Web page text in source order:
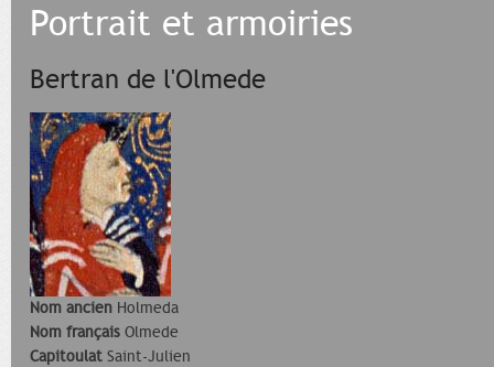
Portrait et armoiries
Bertran de l'Olmede
Nom ancien Holmeda
Nom français Olmede
Capitoulat Saint-Julien